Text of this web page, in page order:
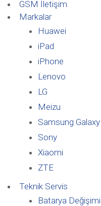
GSM İletişim
Markalar
Huawei
iPad
iPhone
Lenovo
LG
Meizu
Samsung Galaxy
Sony
Xiaomi
ZTE
Teknik Servis
Batarya Değişimi